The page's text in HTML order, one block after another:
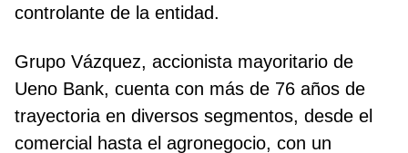
controlante de la entidad.
Grupo Vázquez, accionista mayoritario de
Ueno Bank, cuenta con más de 76 años de
trayectoria en diversos segmentos, desde el
comercial hasta el agronegocio, con un